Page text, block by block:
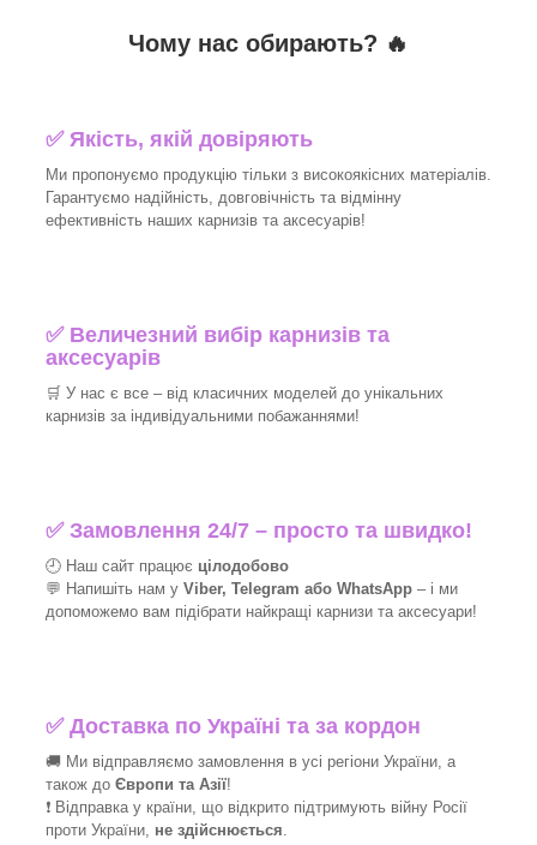
Чому нас обирають? 🔥
✅Якість, якій довіряють
Ми пропонуємо продукцію тільки з високоякісних матеріалів.
Гарантуємо надійність, довговічність та відмінну
ефективність наших карнизів та аксесуарів!​
✅ Величезний вибір карнизів та
аксесуарів
🛒 У нас є все – від класичних моделей до унікальних
карнизів за індивідуальними побажаннями!​
✅Замовлення 24/7 – просто та швидко!
🕘 Наш сайт працює цілодобово
💬 Напишіть нам у Viber, Telegram або WhatsApp – і ми
допоможемо вам підібрати найкращі карнизи та аксесуари!
✅Доставка по Україні та за кордон
🚚 Ми відправляємо замовлення в усі регіони України, а
також до Європи та Азії!
❗ Відправка у країни, що відкрито підтримують війну Росії
проти України, не здійснюється